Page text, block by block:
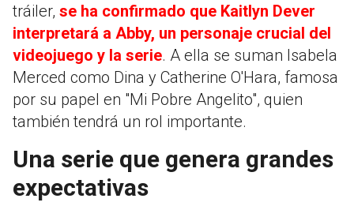
tráiler, se ha confirmado que Kaitlyn Dever
interpretará a Abby, un personaje crucial del
videojuego y la serie. A ella se suman Isabela
Merced como Dina y Catherine O'Hara, famosa
por su papel en "Mi Pobre Angelito", quien
también tendrá un rol importante.
Una serie que genera grandes
expectativas